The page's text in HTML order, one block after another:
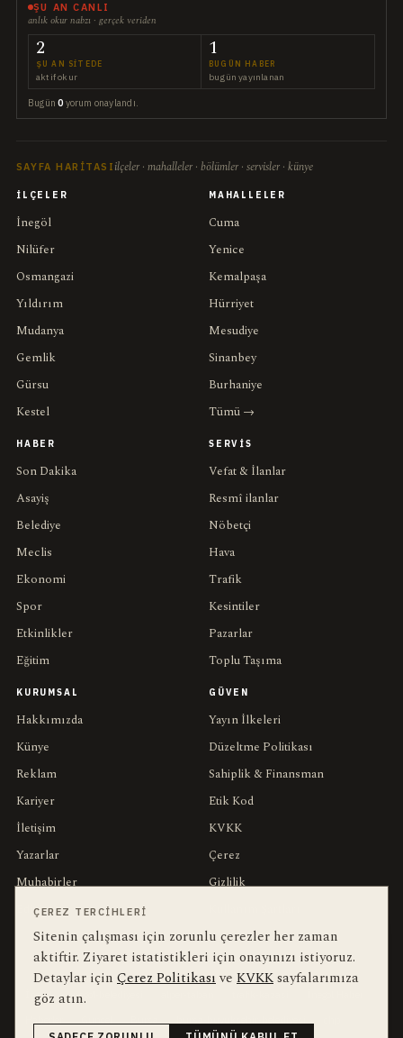
ŞU AN CANLI
anlık okur nabzı · gerçek veriden
2
ŞU AN SITEDE
aktif okur
1
BUGÜN HABER
bugün yayınlanan
Bugün0 yorum onaylandı.
SAYFA HARITASI ilçeler · mahalleler · bölümler · servisler · künye
İLÇELER
İnegöl
Nilüfer
Osmangazi
Yıldırım
Mudanya
Gemlik
Gürsu
Kestel
MAHALLELER
Cuma
Yenice
Kemalpaşa
Hürriyet
Mesudiye
Sinanbey
Burhaniye
Tümü →
HABER
Son Dakika
Asayiş
Belediye
Meclis
Ekonomi
Spor
Etkinlikler
Eğitim
SERVIS
Vefat & İlanlar
Resmî ilanlar
Nöbetçi
Hava
Trafik
Kesintiler
Pazarlar
Toplu Taşıma
KURUMSAL
Hakkımızda
Künye
Reklam
Kariyer
İletişim
Yazarlar
Muhabirler
Editörler
GÜVEN
Yayın İlkeleri
Düzeltme Politikası
Sahiplik & Finansman
Etik Kod
KVKK
Çerez
Gizlilik
YEREL ARANANLAR bu hafta en çok aranan
İnegöl inegol-belediyesi
ÇEREZ TERCIHLERI
Sitenin çalışması için zorunlu çerezler her zaman
aktiftir. Ziyaret istatistikleri için onayınızı istiyoruz.
Detaylar için Çerez Politikasıve KVKKsayfalarımıza
göz atın.